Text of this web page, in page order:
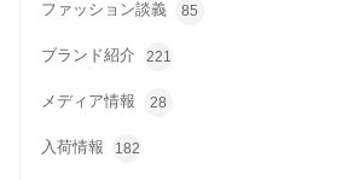
ファッション談義 85
ブランド紹介 221
メディア情報 28
入荷情報 182